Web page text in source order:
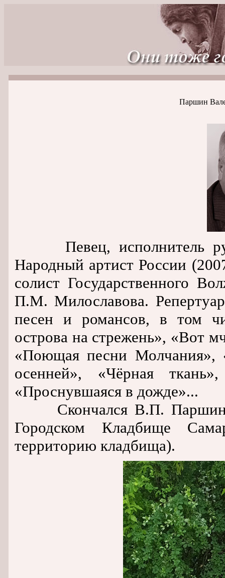
Паршин
Певец, исполнитель
Народный артист России
солист Государственного
П.М. Милославова.
песен и романсов, в том
острова на стрежень», «Вот
«Поющая песни
осенней», «Чёрная
«Проснувшаяся в дожде»...
Скончался В.П. Паршин 5
Городском Кладбище
территорию кладбища).